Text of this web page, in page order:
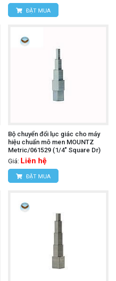
ĐẶT MUA
Bộ chuyển đổi lục giác cho máy
hiệu chuẩn mô men MOUNTZ
Metric/061529 (1/4" Square Dr)
Giá: Liên hệ
ĐẶT MUA